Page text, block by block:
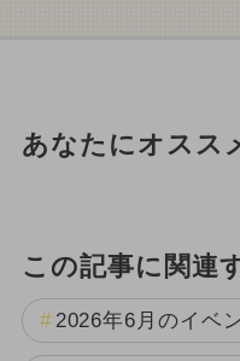
あなたにオスス
この記事に関連
2026年6月のイベ